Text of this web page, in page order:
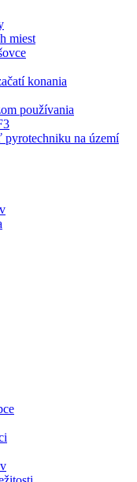
miest
konania
používania
na území